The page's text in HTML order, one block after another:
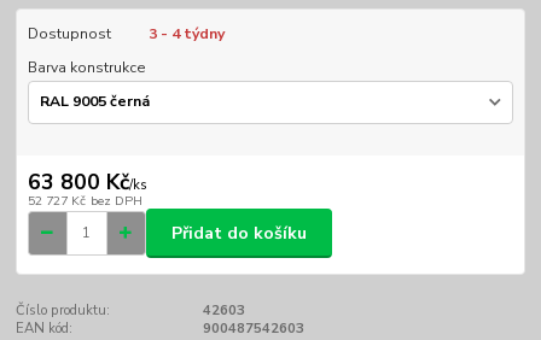
Dostupnost
3 - 4 týdny
Barva konstrukce
63 800 Kč/ks
52 727 Kč bez DPH
Přidat do košíku
Číslo produktu:
42603
EAN kód:
900487542603